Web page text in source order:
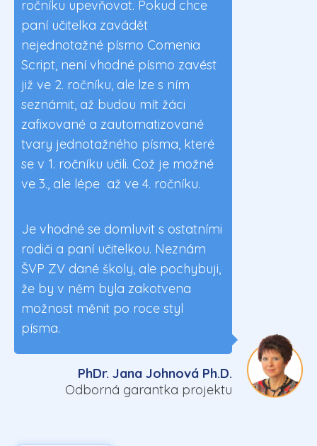
ročníku upevňovat. Pokud chce
paní učitelka zavádět
nejednotažné písmo Comenia
Script, není vhodné písmo zavést
již ve 2. ročníku, ale lze s ním
seznámit, až budou mít žáci
zafixované a zautomatizované
tvary jednotažného písma, které
se v 1. ročníku učili. Což je možné
ve 3., ale lépe až ve 4. ročníku.
Je vhodné se domluvit s ostatními
rodiči a paní učitelkou. Neznám
ŠVP ZV dané školy, ale pochybuji,
že by v něm byla zakotvena
možnost měnit po roce styl
písma.
PhDr. Jana Johnová Ph.D.
Odborná garantka projektu